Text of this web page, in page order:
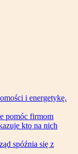
i energetykę.
pomóc firmom
kto na nich
spóźnia się z